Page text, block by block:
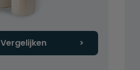
Vergelijken